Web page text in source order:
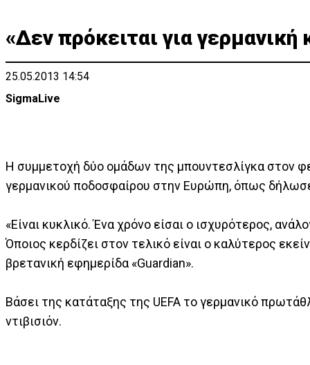
«Δεν πρόκειται για γερμανική
25.05.2013 14:54
SigmaLive
Η συμμετοχή δύο ομάδων της μπουντεσλίγκα στον
γερμανικού ποδοσφαίρου στην Ευρώπη, όπως
«Είναι κυκλικό. Ένα χρόνο είσαι ο ισχυρότερος,
Όποιος κερδίζει στον τελικό είναι ο καλύτερος
βρετανική εφημερίδα «Guardian».
Βάσει της κατάταξης της UEFA το γερμανικό
ντιβισιόν.